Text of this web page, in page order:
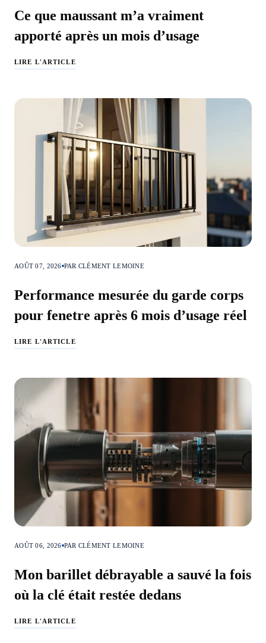
Ce que maussant m’a vraiment
apporté après un mois d’usage
LIRE L'ARTICLE
AOÛT 07, 2026 PAR CLÉMENT LEMOINE
Performance mesurée du garde corps
pour fenetre après 6 mois d’usage réel
LIRE L'ARTICLE
AOÛT 06, 2026 PAR CLÉMENT LEMOINE
Mon barillet débrayable a sauvé la fois
où la clé était restée dedans
LIRE L'ARTICLE